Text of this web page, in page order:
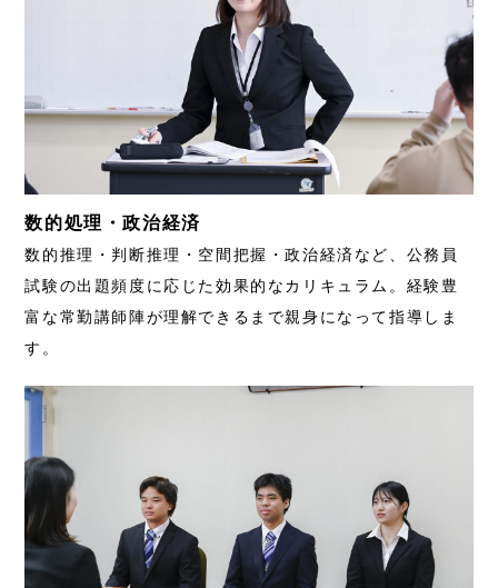
数的処理・政治経済
数的推理・判断推理・空間把握・政治経済など、公務員
試験の出題頻度に応じた効果的なカリキュラム。経験豊
富な常勤講師陣が理解できるまで親身になって指導しま
す。